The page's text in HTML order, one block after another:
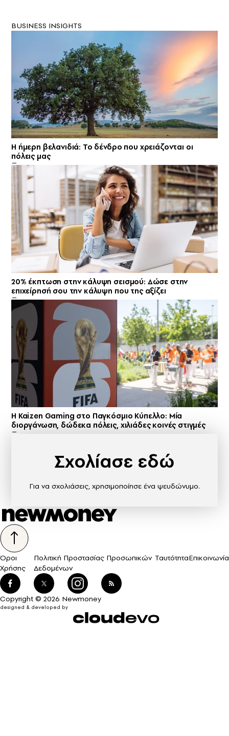
BUSINESS INSIGHTS
Η ήμερη βελανιδιά: Το δένδρο που χρειάζονται οι
πόλεις μας
20% έκπτωση στην κάλυψη σεισμού: Δώσε στην
επιχείρησή σου την κάλυψη που της αξίζει
H Kaizen Gaming στο Παγκόσμιο Kύπελλο: Μία
διοργάνωση, δώδεκα πόλεις, χιλιάδες κοινές στιγμές
Σχολίασε εδώ
Για να σχολιάσεις, χρησιμοποίησε ένα ψευδώνυμο.
Όροι
Χρήσης
Πολιτική Προστασίας Προσωπικών
Δεδομένων
ΤαυτότηταΕπικοινωνία
Copyright © 2026 Newmoney
designed & developed by